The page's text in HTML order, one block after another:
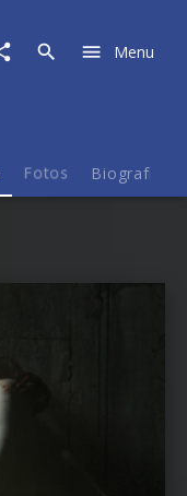
Menu
Fotos Biografie